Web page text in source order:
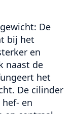
De
bij het
en
naast de
het
De cilinder
en